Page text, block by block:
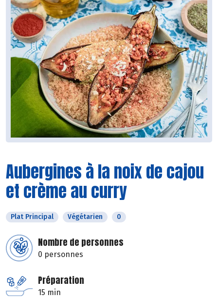
Aubergines à la noix de cajou
et crème au curry
Plat Principal Végétarien 0
Nombre de personnes
0 personnes
Préparation
15 min